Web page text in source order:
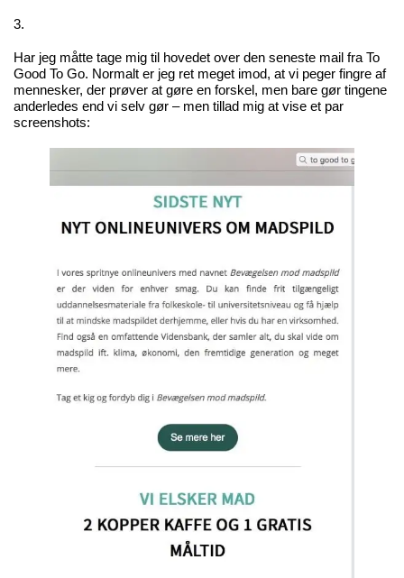
3.
Har jeg måtte tage mig til hovedet over den seneste mail fra To
Good To Go. Normalt er jeg ret meget imod, at vi peger fingre af
mennesker, der prøver at gøre en forskel, men bare gør tingene
anderledes end vi selv gør – men tillad mig at vise et par
screenshots: